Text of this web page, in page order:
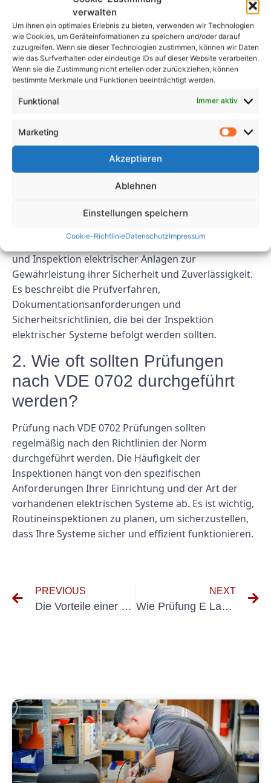
verwalten
Um ihnen ein optimales Erlebnis zu bieten, verwenden wir Technologien
wie Cookies, um Geräteinformationen zu speichern und/oder darauf
zuzugreifen. Wenn sie dieser Technologien zustimmen, können wir Daten
wie das Surfverhalten oder eindeutige IDs auf dieser Website verarbeiten.
Wenn sie die Zustimmung nicht erteilen oder zurückziehen, können
bestimmte Merkmale und Funktionen beeinträchtigt werden.
Funktional Immer aktiv
Marketing
Akzeptieren
Ablehnen
Einstellungen speichern
Cookie-RichtlinieDatenschutzImpressum
Abschluss
Die Umsetzung der Prüfung nach VDE 0702 in Ihrer
Anlage ist für die Gewährleistung der Sicherheit und
Zuverlässigkeit Ihrer elektrischen Anlagen von
Artikel beschriebenen Best Practices befolgen,
und effizient arbeiten.
FAQs
VDE 0702?
Prüfung nach VDE 0702 ist eine Norm zur Prüfung
und Inspektion elektrischer Anlagen zur
Gewährleistung ihrer Sicherheit und Zuverlässigkeit.
Es beschreibt die Prüfverfahren,
Dokumentationsanforderungen und
Sicherheitsrichtlinien, die bei der Inspektion
elektrischer Systeme befolgt werden sollten.
2. Wie oft sollten Prüfungen
nach VDE 0702 durchgeführt
werden?
Prüfung nach VDE 0702 Prüfungen sollten
regelmäßig nach den Richtlinien der Norm
durchgeführt werden. Die Häufigkeit der
Inspektionen hängt von den spezifischen
Anforderungen Ihrer Einrichtung und der Art der
vorhandenen elektrischen Systeme ab. Es ist wichtig,
Routineinspektionen zu planen, um sicherzustellen,
dass Ihre Systeme sicher und effizient funktionieren.
PREVIOUS
Die Vorteile einer regelmäßigen VDE 0100-Messprüfung in Elektroinstallationen
NEXT
Wie Prüfung E Ladestation die Automobilindustrie revolutionieren